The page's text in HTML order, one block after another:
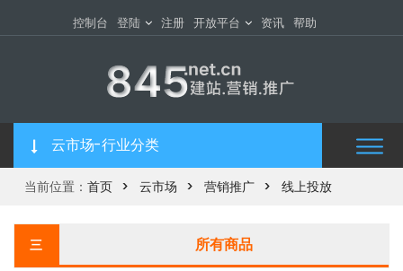
控制台 登陆 注册 开放平台 资讯 帮助
云市场-行业分类
当前位置： 首页 云市场 营销推广 线上投放
所有商品
三